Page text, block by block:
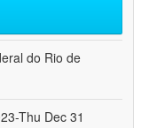
do Rio de
Thu Dec 31